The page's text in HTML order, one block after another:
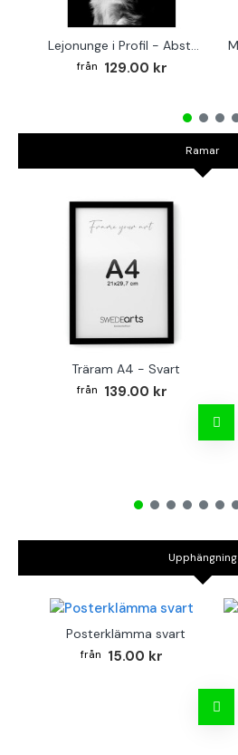
Lejonunge i Profil - Abstrakt poster i svartvitt
129.00 kr
Ramar
Träram A4 - Svart
139.00 kr
Upphängning
Posterklämma svart
15.00 kr